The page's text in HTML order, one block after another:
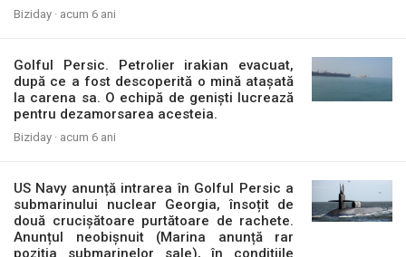
Biziday · acum 6 ani
Golful Persic. Petrolier irakian evacuat,
după ce a fost descoperită o mină atașată
la carena sa. O echipă de geniști lucrează
pentru dezamorsarea acesteia.
Biziday · acum 6 ani
US Navy anunță intrarea în Golful Persic a
submarinului nuclear Georgia, însoțit de
două crucișătoare purtătoare de rachete.
Anunțul neobișnuit (Marina anunță rar
poziția submarinelor sale), în condițiile